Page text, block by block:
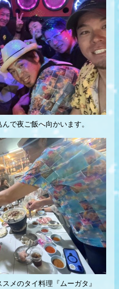
で夜ご飯へ向かいます。
メのタイ料理『ムーガタ』